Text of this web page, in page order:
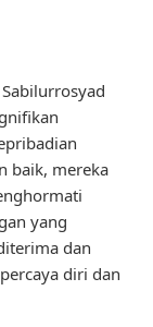
baik, mereka
yang
dan
diri dan